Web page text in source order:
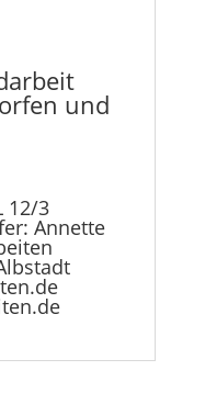
und
12/3
Annette